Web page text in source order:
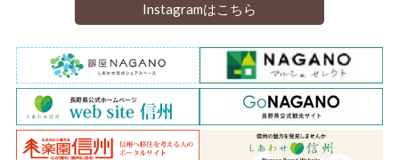
Instagramはこちら